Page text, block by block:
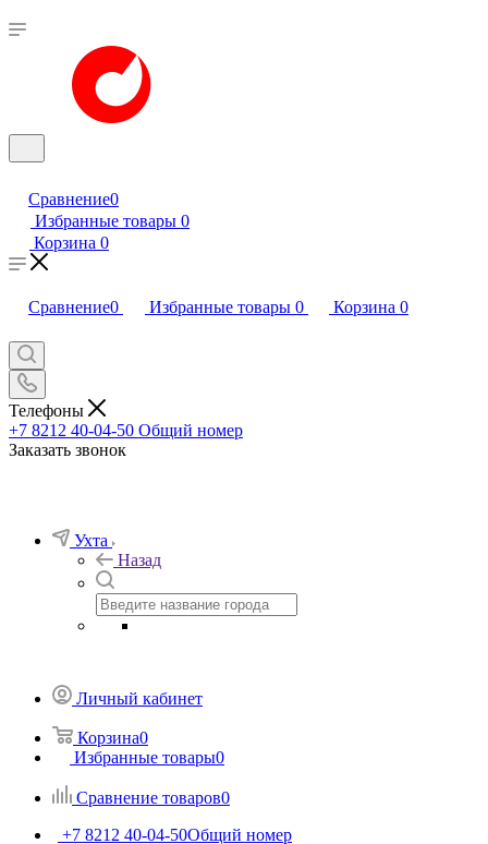
Сравнение0
Избранные товары 0
Корзина 0
Сравнение0 Избранные товары 0 Корзина 0
Телефоны
+7 8212 40-04-50 Общий номер
Заказать звонок
Ухта
Назад
Личный кабинет
Корзина0
Избранные товары0
Сравнение товаров0
+7 8212 40-04-50Общий номер